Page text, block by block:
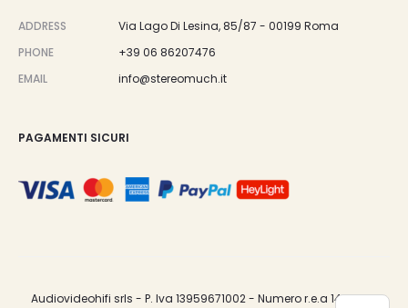
ADDRESS
Via Lago Di Lesina, 85/87 - 00199 Roma
PHONE
+39 06 86207476
EMAIL
info@stereomuch.it
PAGAMENTI SICURI
Audiovideohifi srls - P. Iva 13959671002 - Numero r.e.a 1487033.